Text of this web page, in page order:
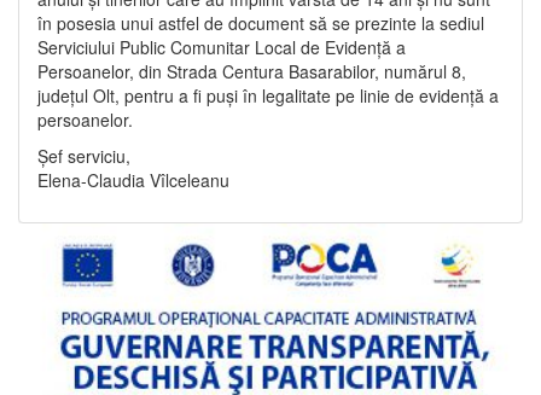
în posesia unui astfel de document să se prezinte la sediul
Serviciului Public Comunitar Local de Evidență a
Persoanelor, din Strada Centura Basarabilor, numărul 8,
județul Olt, pentru a fi puși în legalitate pe linie de evidență a
persoanelor.
Șef serviciu,
Elena-Claudia Vîlceleanu